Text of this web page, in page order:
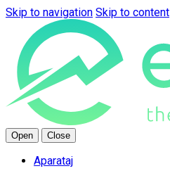
Skip to navigation Skip to content
Open Close
Aparataj